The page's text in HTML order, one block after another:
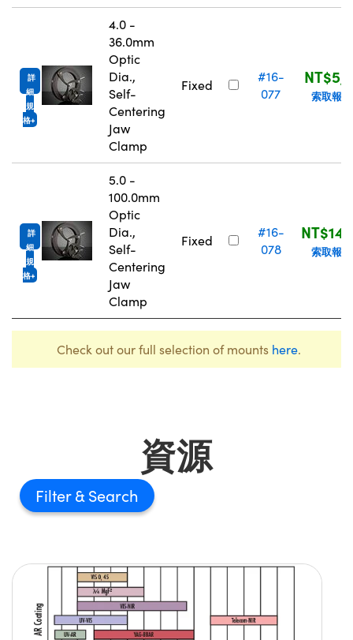
詳
細
規
格
4.0 -
36.0mm
Optic
Dia.,
Self-
Centering
Jaw
Clamp
Fixed
#16-
077
索取報
詳
細
規
格
5.0 -
100.0mm
Optic
Dia.,
Self-
Centering
Jaw
Clamp
Fixed
#16-
078
索取報
Check out our full selection of mounts here.
資源
Filter